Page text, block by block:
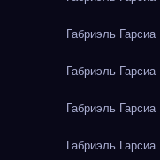
Габриэль
Габриэль
Габриэль
Габриэль